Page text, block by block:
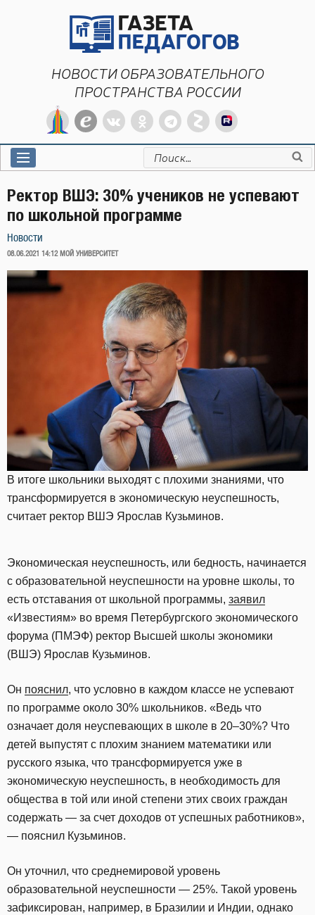
НОВОСТИ ОБРАЗОВАТЕЛЬНОГО
ПРОСТРАНСТВА РОССИИ
Искать:
Ректор ВШЭ: 30% учеников не успевают
по школьной программе
Новости
ОПУБЛИКОВАНО
08.06.2021 14:12 МОЙ УНИВЕРСИТЕТ
В итоге школьники выходят с плохими знаниями, что
трансформируется в экономическую неуспешность,
считает ректор ВШЭ Ярослав Кузьминов.
Экономическая неуспешность, или бедность, начинается
с образовательной неуспешности на уровне школы, то
есть отставания от школьной программы, заявил
«Известиям» во время Петербургского экономического
форума (ПМЭФ) ректор Высшей школы экономики
(ВШЭ) Ярослав Кузьминов.
Он пояснил, что условно в каждом классе не успевают
по программе около 30% школьников. «Ведь что
означает доля неуспевающих в школе в 20–30%? Что
детей выпустят с плохим знанием математики или
русского языка, что трансформируется уже в
экономическую неуспешность, в необходимость для
общества в той или иной степени этих своих граждан
содержать — за счет доходов от успешных работников»,
— пояснил Кузьминов.
Он уточнил, что среднемировой уровень
образовательной неуспешности — 25%. Такой уровень
зафиксирован, например, в Бразилии и Индии, однако